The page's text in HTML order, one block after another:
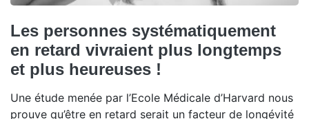
Les personnes systématiquement
en retard vivraient plus longtemps
et plus heureuses !
Une étude menée par l’Ecole Médicale d’Harvard nous
prouve qu’être en retard serait un facteur de longévité